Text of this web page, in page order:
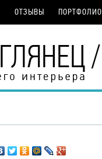
ОТЗЫВЫ ПОРТФОЛИО